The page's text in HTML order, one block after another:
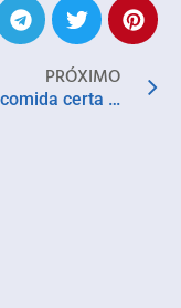
PRÓXIMO
Como a comida certa pode prevenir doenças e melhorar sua saúde